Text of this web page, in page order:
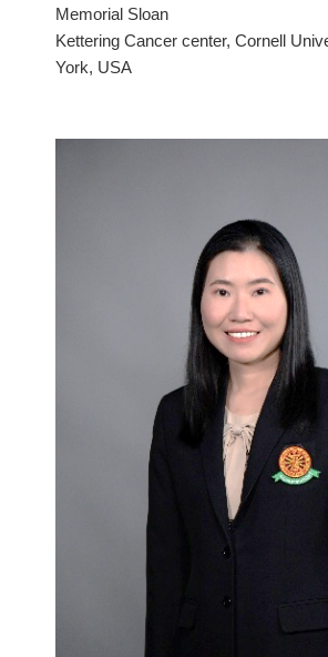
Memorial Sloan
Kettering Cancer center, Cornell
York, USA